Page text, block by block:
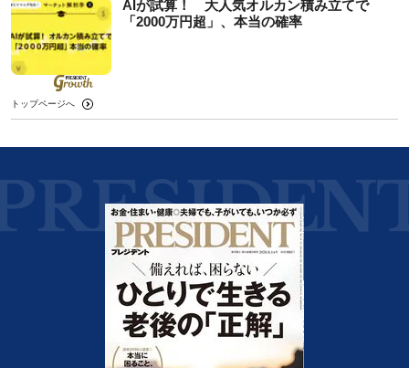
AIが試算！ 大人気オルカン積み立てで
「2000万円超」、本当の確率
トップページへ